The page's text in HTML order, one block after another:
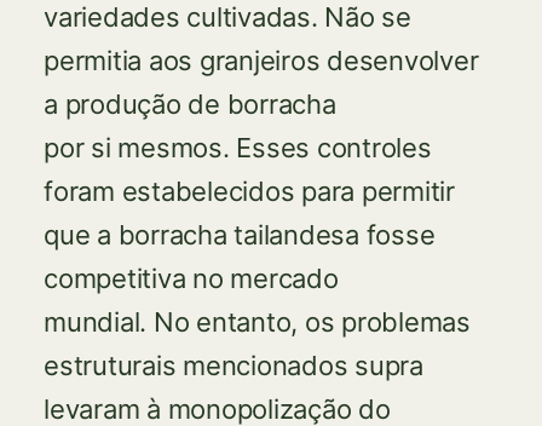
variedades cultivadas. Não se
permitia aos granjeiros desenvolver
a produção de borracha
por si mesmos. Esses controles
foram estabelecidos para permitir
que a borracha tailandesa fosse
competitiva no mercado
mundial. No entanto, os problemas
estruturais mencionados supra
levaram à monopolização do